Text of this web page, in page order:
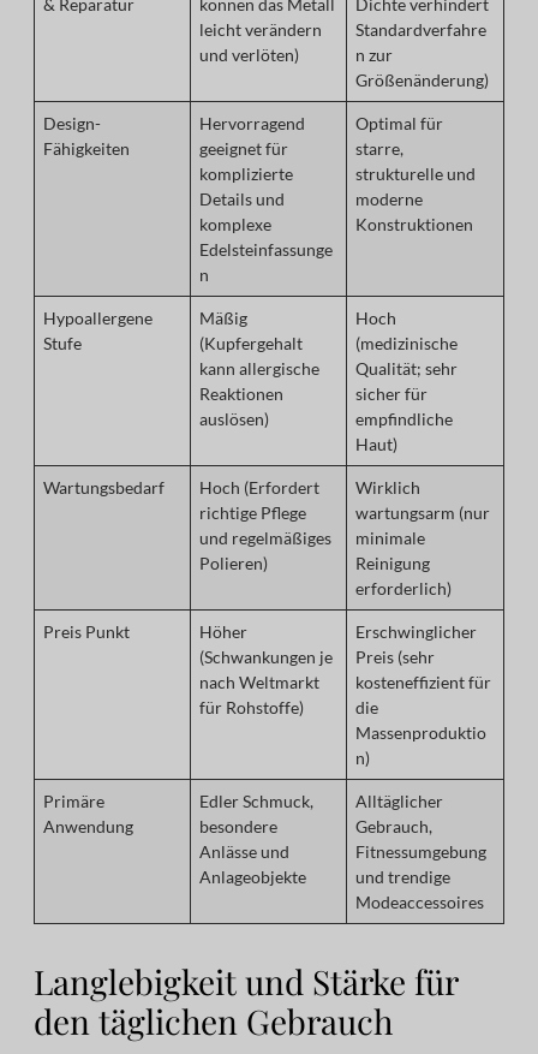
& Reparatur
können das Metall
leicht verändern
und verlöten)
Dichte verhindert
Standardverfahre
n zur
Größenänderung)
Design-
Fähigkeiten
Hervorragend
geeignet für
komplizierte
Details und
komplexe
Edelsteinfassunge
n
Optimal für
starre,
strukturelle und
moderne
Konstruktionen
Hypoallergene
Stufe
Mäßig
(Kupfergehalt
kann allergische
Reaktionen
auslösen)
Hoch
(medizinische
Qualität; sehr
sicher für
empfindliche
Haut)
Wartungsbedarf
Hoch (Erfordert
richtige Pflege
und regelmäßiges
Polieren)
Wirklich
wartungsarm (nur
minimale
Reinigung
erforderlich)
Preis Punkt
Höher
(Schwankungen je
nach Weltmarkt
für Rohstoffe)
Erschwinglicher
Preis (sehr
kosteneffizient für
die
Massenproduktio
n)
Primäre
Anwendung
Edler Schmuck,
besondere
Anlässe und
Anlageobjekte
Alltäglicher
Gebrauch,
Fitnessumgebung
und trendige
Modeaccessoires
Langlebigkeit und Stärke für
den täglichen Gebrauch